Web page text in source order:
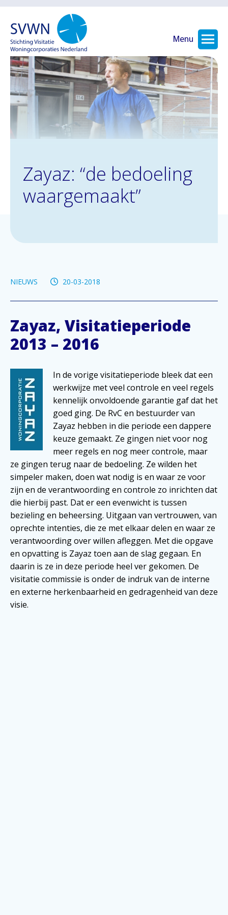
Menu
Zayaz: “de bedoeling
waargemaakt”
NIEUWS 20-03-2018
Zayaz, Visitatieperiode
2013 – 2016
In de vorige visitatieperiode bleek dat een
werkwijze met veel controle en veel regels
kennelijk onvoldoende garantie gaf dat het
goed ging. De RvC en bestuurder van
Zayaz hebben in die periode een dappere
keuze gemaakt. Ze gingen niet voor nog
meer regels en nog meer controle, maar
ze gingen terug naar de bedoeling. Ze wilden het
simpeler maken, doen wat nodig is en waar ze voor
zijn en de verantwoording en controle zo inrichten dat
die hierbij past. Dat er een evenwicht is tussen
bezieling en beheersing. Uitgaan van vertrouwen, van
oprechte intenties, die ze met elkaar delen en waar ze
verantwoording over willen afleggen. Met die opgave
en opvatting is Zayaz toen aan de slag gegaan. En
daarin is ze in deze periode heel ver gekomen. De
visitatie commissie is onder de indruk van de interne
en externe herkenbaarheid en gedragenheid van deze
visie.